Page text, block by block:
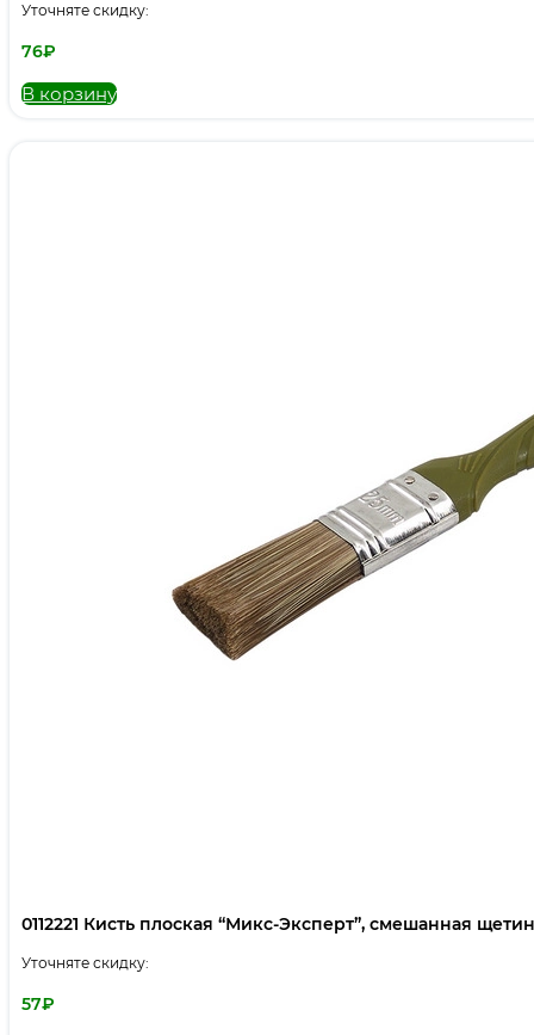
Уточняте скидку:
76₽
В корзину
0112221 Кисть плоская “Микс-Эксперт”, смешанная
Уточняте скидку:
57₽